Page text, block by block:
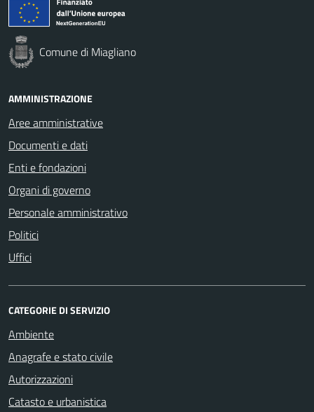
Comune di Miagliano
AMMINISTRAZIONE
Aree amministrative
Documenti e dati
Enti e fondazioni
Organi di governo
Personale amministrativo
Politici
Uffici
CATEGORIE DI SERVIZIO
Ambiente
Anagrafe e stato civile
Autorizzazioni
Catasto e urbanistica